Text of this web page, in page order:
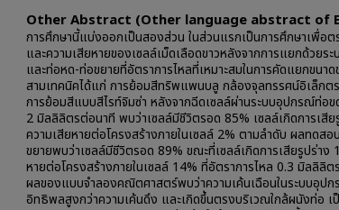
Other Abstract (Other language abstract of
การศึกษานี้แบ่งออกเป็นสองส่วน ในส่วนแรกเป็นการศึกษาเพื่อ
และความเสียหายของเซลล์เม็ดเลือดขาวหลังจากการแยกด้วยร
และท่อหด-ท่อขยายที่อัตราการไหลที่เหมาะสมในการคัดแยกขนา
สามเทคนิคได้แก่ การย้อมสีทริพแพนบลู กล้องจุลทรรศน์อิเล็ก
การย้อมสีแบบสีไรท์จิมซ่า หลังจากฉีดเซลล์ผ่านระบบอุปกรณ์ท่อข
2 มิลลิลิตรต่อนาที พบว่าเซลล์มีชีวิตรอด 85% เซลล์เกิดการเสี
ความเสียหายต่อโครงสร้างภายในเซลล์ 2% ตามลำดับ ผลทดส
ขยายพบว่าเซลล์มีชีวิตรอด 89% ขณะที่เซลล์เกิดการเสียรูปร่าง
หายต่อโครงสร้างภายในเซลล์ 14% ที่อัตราการไหล 0.3 มิลลิลิ
ผลของแบบจำลองคณิตศาสตร์พบว่าความเค้นเฉือนในระบบอุป
อิทธิพลสูงกว่าความเค้นดึง และเกิดขึ้นตรงบริเวณใกล้ผนังท่อ เป็